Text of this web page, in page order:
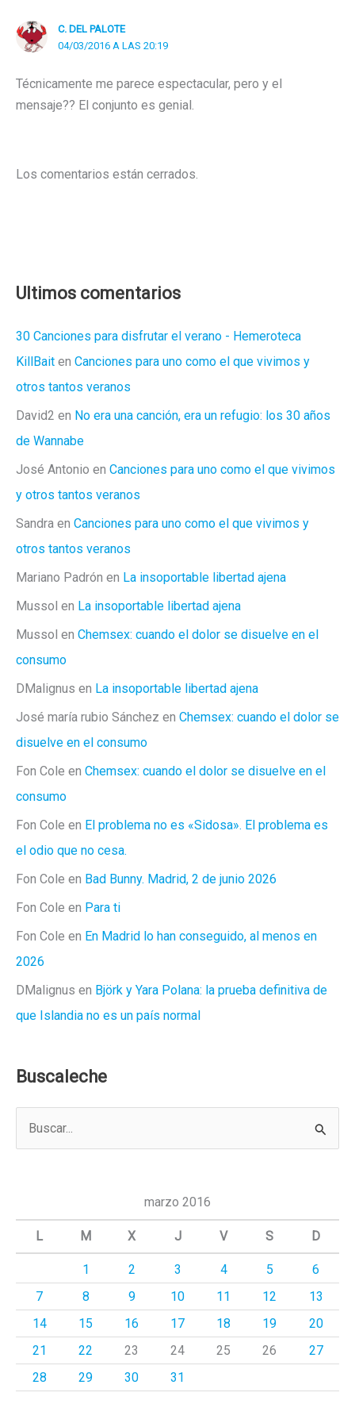
C. DEL PALOTE
04/03/2016 A LAS 20:19
Técnicamente me parece espectacular, pero y el
mensaje?? El conjunto es genial.
Los comentarios están cerrados.
Ultimos comentarios
30 Canciones para disfrutar el verano - Hemeroteca
KillBait en Canciones para uno como el que vivimos y
otros tantos veranos
David2 en No era una canción, era un refugio: los 30 años
de Wannabe
José Antonio en Canciones para uno como el que vivimos
y otros tantos veranos
Sandra en Canciones para uno como el que vivimos y
otros tantos veranos
Mariano Padrón en La insoportable libertad ajena
Mussol en La insoportable libertad ajena
Mussol en Chemsex: cuando el dolor se disuelve en el
consumo
DMalignus en La insoportable libertad ajena
José maría rubio Sánchez en Chemsex: cuando el dolor se
disuelve en el consumo
Fon Cole en Chemsex: cuando el dolor se disuelve en el
consumo
Fon Cole en El problema no es «Sidosa». El problema es
el odio que no cesa.
Fon Cole en Bad Bunny. Madrid, 2 de junio 2026
Fon Cole en Para ti
Fon Cole en En Madrid lo han conseguido, al menos en
2026
DMalignus en Björk y Yara Polana: la prueba definitiva de
que Islandia no es un país normal
Buscaleche
a
marzo 2016
L M X J V S D
1 2 3 4 5
6
7
8 9 10 11 12
13
14
15 16 17 18 19
20
21
22 23 24 25 26
27
28
29 30 31